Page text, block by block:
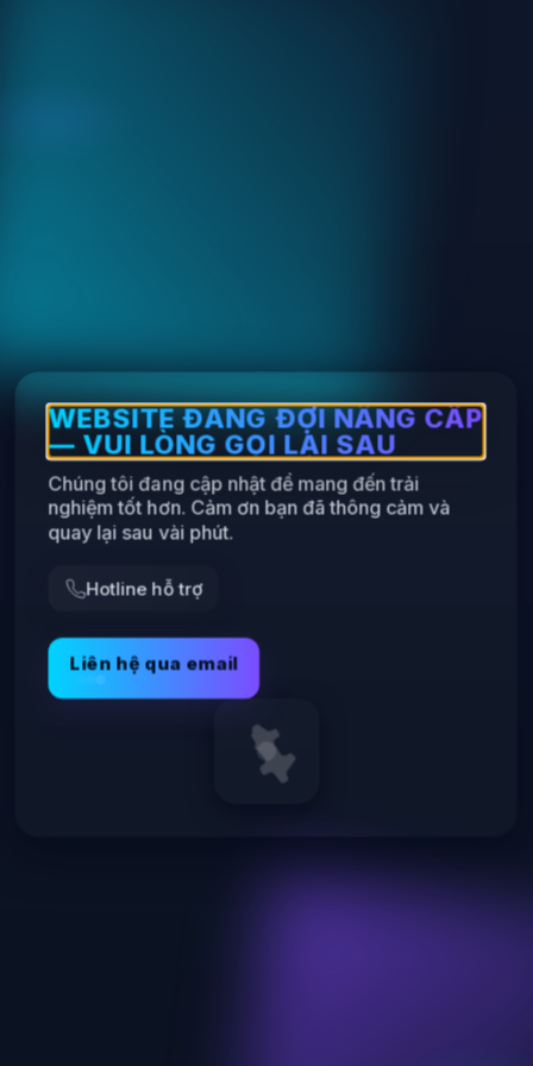
WEBSITE ĐANG ĐỢI NÂNG CẤP
— VUI LÒNG GỌI LẠI SAU
Chúng tôi đang cập nhật để mang đến trải
nghiệm tốt hơn. Cảm ơn bạn đã thông cảm và
quay lại sau vài phút.
Hotline hỗ trợ
Liên hệ qua email